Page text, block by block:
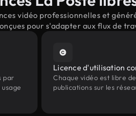
vidéo professionnelles et
pour s'adapter aux flux de
par
Licence d'utilisation
Chaque vidéo est libre
publications sur les